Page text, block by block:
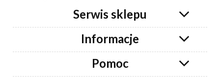
Serwis sklepu
Informacje
Pomoc